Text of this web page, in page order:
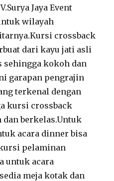
Jaya Event
wilayah
crossback
dari kayu jati asli
sehingga kokoh dan
garapan pengrajin
terkenal dengan
kursi crossback
berkelas.Untuk
acara dinner bisa
pelaminan
untuk acara
meja kotak dan